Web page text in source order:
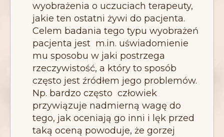
wyobrażenia o uczuciach terapeuty,
jakie ten ostatni żywi do pacjenta.
Celem badania tego typu wyobrażeń
pacjenta jest m.in. uświadomienie
mu sposobu w jaki postrzega
rzeczywistość, a który to sposób
często jest źródłem jego problemów.
Np. bardzo często człowiek
przywiązuje nadmierną wagę do
tego, jak oceniają go inni i lęk przed
taką oceną powoduje, że gorzej